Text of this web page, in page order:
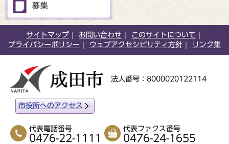
サイトマップ お問い合わせ
このサイトについて
プライバシーポリシー
ウェブアクセシビリティ方針 リンク集
法人番号：8000020122114
市役所へのアクセス
代表電話番号
0476-22-1111
代表ファクス番号
0476-24-1655